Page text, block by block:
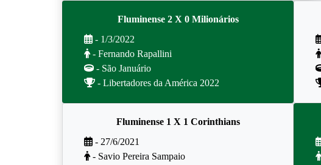
Fluminense 2 X 0 Milionários
- 1/3/2022
- Fernando Rapallini
- São Januário
- Libertadores da América 2022
Fluminense 1 X 1 Corinthians
- 27/6/2021
- Savio Pereira Sampaio